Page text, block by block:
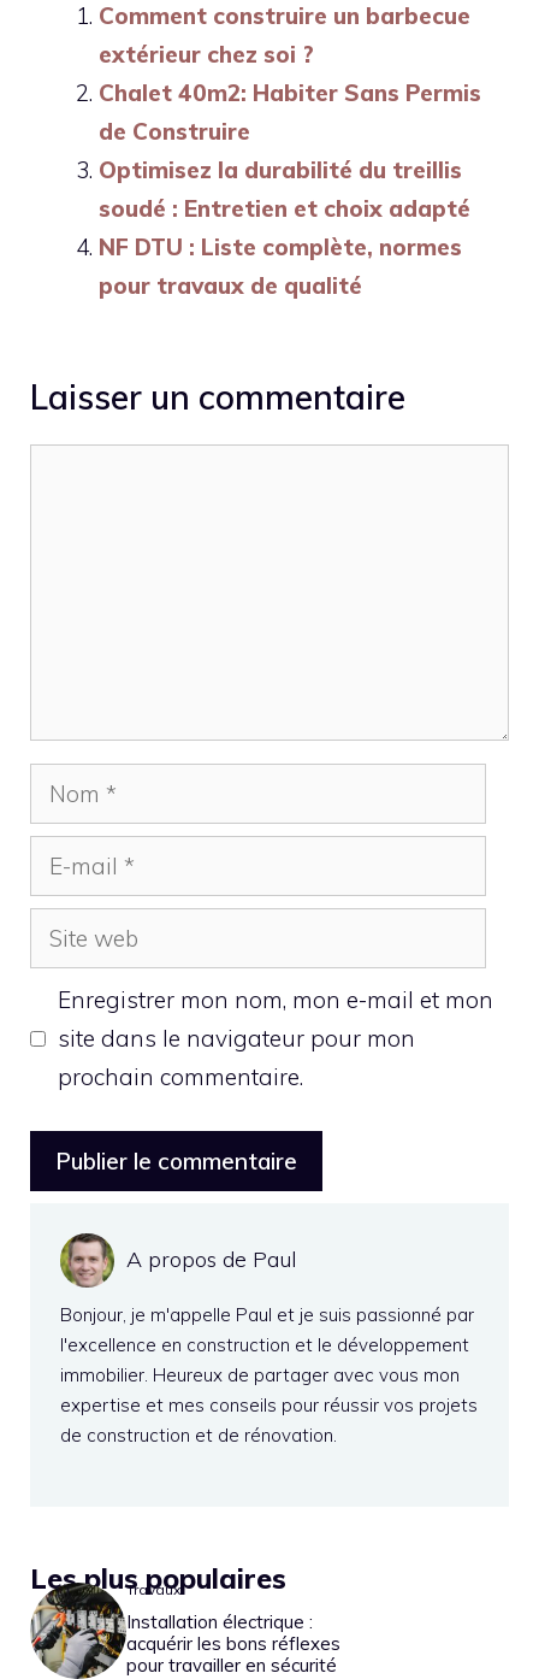
Comment construire un barbecue
extérieur chez soi ?
Chalet 40m2: Habiter Sans Permis
de Construire
Optimisez la durabilité du treillis
soudé : Entretien et choix adapté
NF DTU : Liste complète, normes
pour travaux de qualité
Laisser un commentaire
Nom
mail
Site
web
Enregistrer mon nom, mon e-mail et mon
site dans le navigateur pour mon
prochain commentaire.
A propos de Paul
Bonjour, je m'appelle Paul et je suis passionné par
l'excellence en construction et le développement
immobilier. Heureux de partager avec vous mon
expertise et mes conseils pour réussir vos projets
de construction et de rénovation.
Les plus populaires
Travaux
Installation électrique :
acquérir les bons réflexes
pour travailler en sécurité